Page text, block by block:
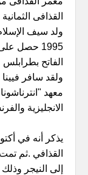
القذافى الثمانية
1995 حصل
الفاتح بطرابلس
ولقد سافر
الانجليزية
القذافي .ثم
إلى النيجر